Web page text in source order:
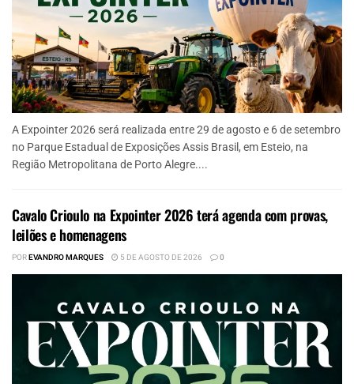
A Expointer 2026 será realizada entre 29 de agosto e 6 de setembro
no Parque Estadual de Exposições Assis Brasil, em Esteio, na
Região Metropolitana de Porto Alegre....
Cavalo Crioulo na Expointer 2026 terá agenda com provas,
leilões e homenagens
POREVANDRO MARQUES 5 DE AGOSTO DE 2026 0